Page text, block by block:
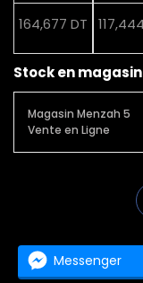
164,677 DT
Stock en magasin
Magasin Menzah 5
Vente en Ligne
Messenger